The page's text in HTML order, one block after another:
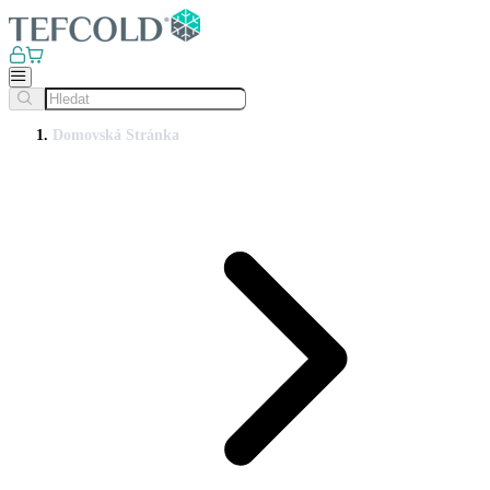
Domovská Stránka